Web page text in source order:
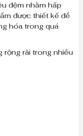
đệm nhằm hấp
được thiết kế để
hóa trong quá
rộng rãi trong nhiều